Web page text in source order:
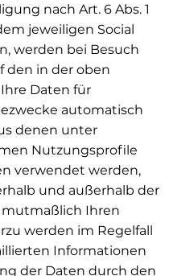
nach Art. 6 Abs. 1
jeweiligen Social
werden bei Besuch
den in der oben
Daten für
automatisch
denen unter
Nutzungsprofile
verwendet werden,
und außerhalb der
mutmaßlich Ihren
werden im Regelfall
Informationen
der Daten durch den